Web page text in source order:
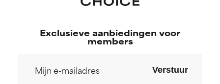
Exclusieve aanbiedingen voor
members
Verstuur